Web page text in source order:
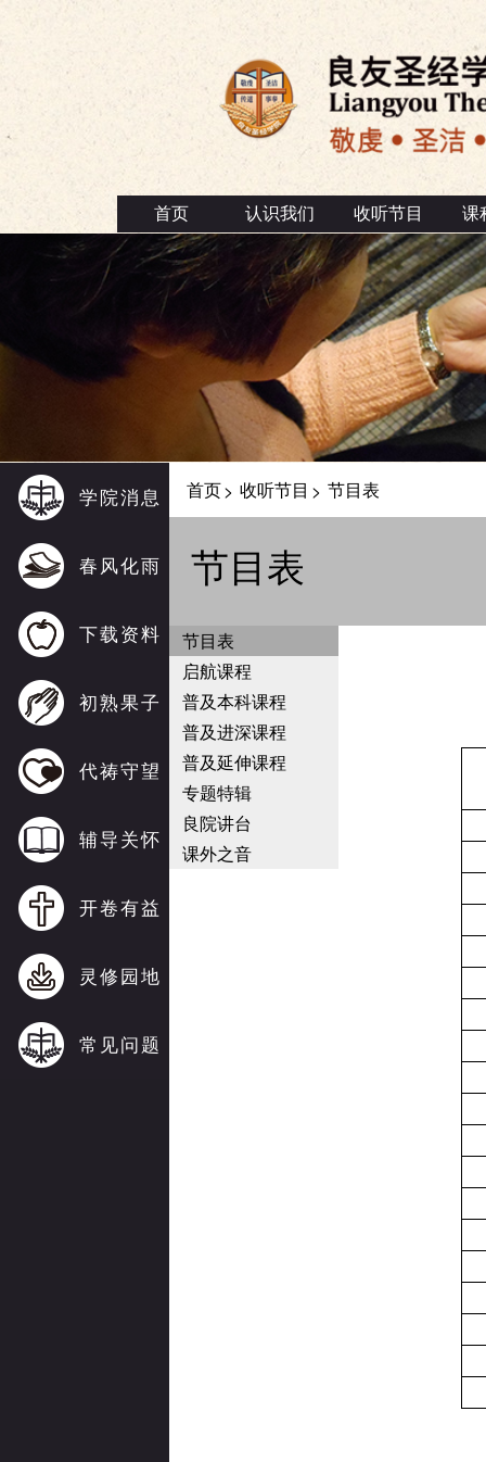
首页 认识我们 收听节目 课
学院消息
春风化雨
下载资料
初熟果子
代祷守望
辅导关怀
开卷有益
灵修园地
常见问题
首页> 收听节目 > 节目表
节目表
节目表
启航课程
普及本科课程
普及进深课程
普及延伸课程
专题特辑
良院讲台
课外之音